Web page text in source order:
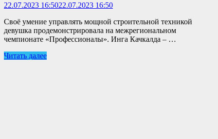
22.07.2023 16:5022.07.2023 16:50
Своё умение управлять мощной строительной техникой
девушка продемонстрировала на межрегиональном
чемпионате «Профессионалы». Инга Качкалда – …
Читать далее